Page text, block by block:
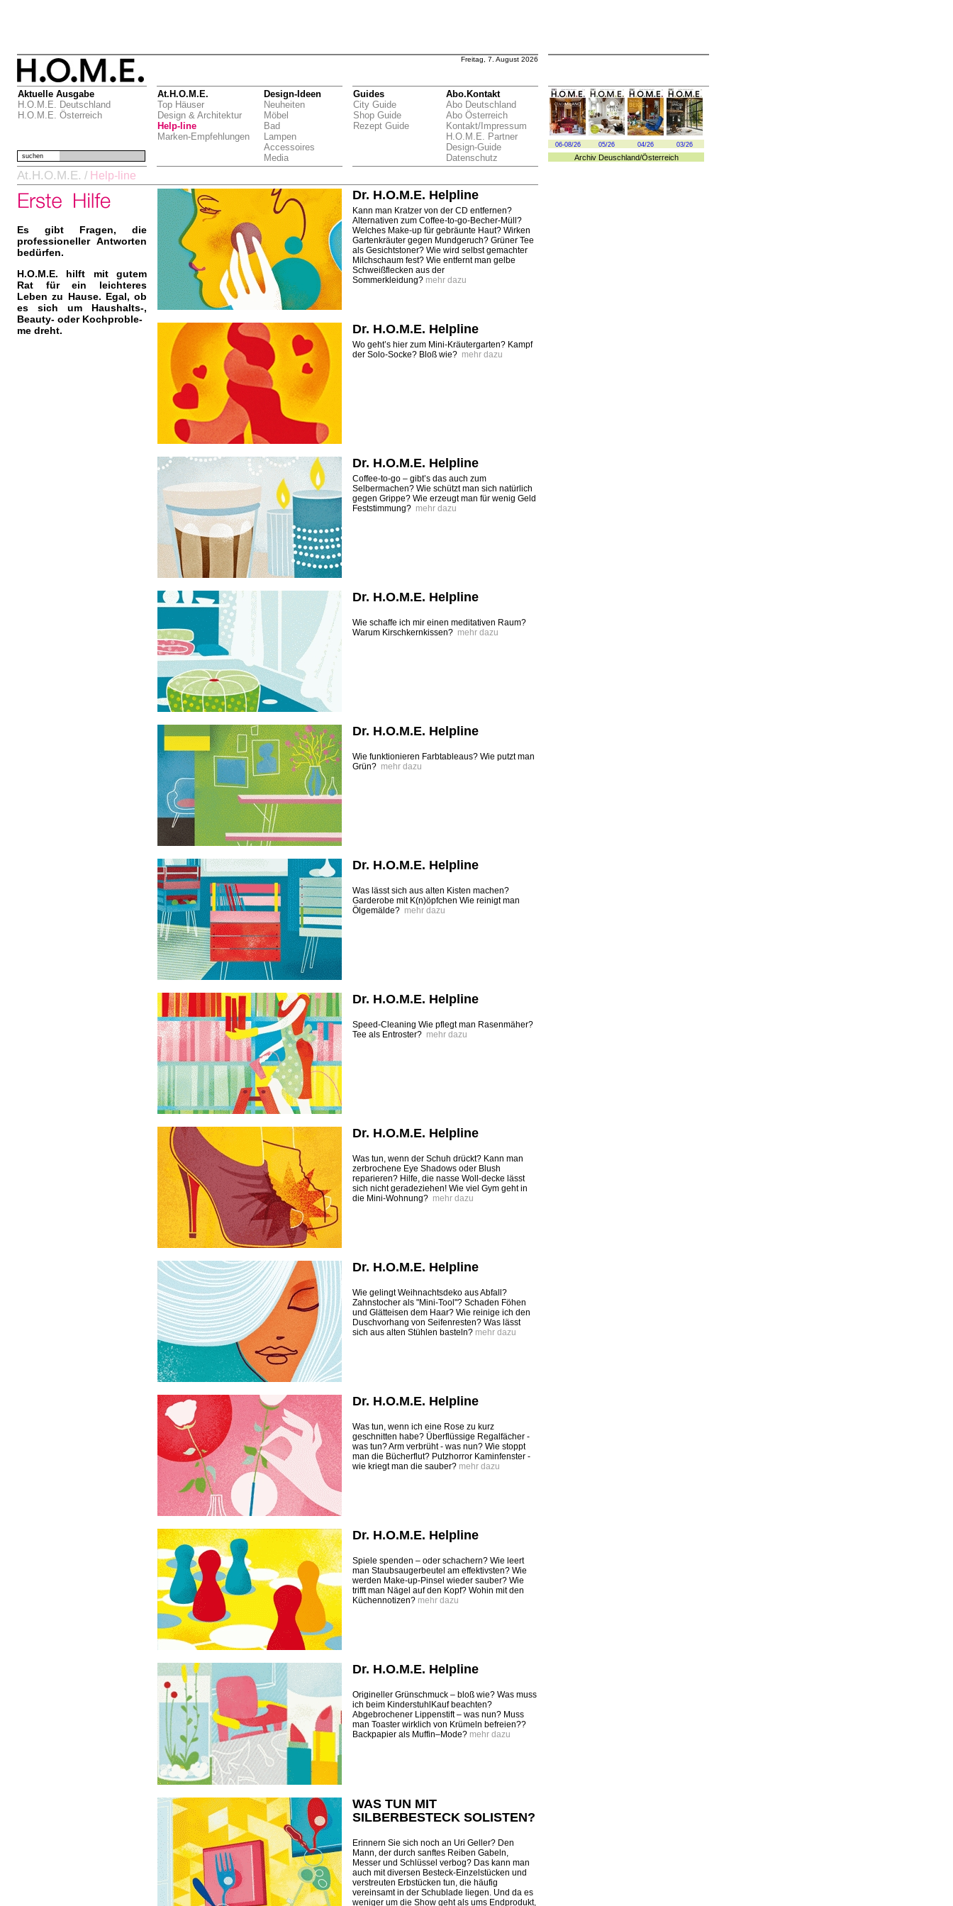
Freitag, 7. August 2026
Aktuelle Ausgabe
H.O.M.E. Deutschland
H.O.M.E. Österreich
At.H.O.M.E.
Top Häuser
Design & Architektur
Help-line
Marken-Empfehlungen
Design-Ideen
Neuheiten
Möbel
Bad
Lampen
Accessoires
Media
Guides
City Guide
Shop Guide
Rezept Guide
Abo.Kontakt
Abo Deutschland
Abo Österreich
Kontakt/Impressum
H.O.M.E. Partner
Design-Guide
Datenschutz
06-08/26 05/26 04/26 03/26
Archiv Deuschland/Österreich
suchen
At.H.O.M.E. / Help-line
Es gibt Fragen, die
professioneller Antworten
bedürfen.
H.O.M.E. hilft mit gutem
Rat für ein leichteres
Leben zu Hause. Egal, ob
es sich um Haushalts-,
Beauty- oder Kochproble-
me dreht.
Dr. H.O.M.E. Helpline
Kann man Kratzer von der CD entfernen?
Alternativen zum Coffee-to-go-Becher-Müll?
Welches Make-up für gebräunte Haut? Wirken
Gartenkräuter gegen Mundgeruch? Grüner Tee
als Gesichtstoner? Wie wird selbst gemachter
Milchschaum fest? Wie entfernt man gelbe
Schweißflecken aus der
Sommerkleidung? mehr dazu
Dr. H.O.M.E. Helpline
Wo geht’s hier zum Mini-Kräutergarten? Kampf
der Solo-Socke? Bloß wie? mehr dazu
Dr. H.O.M.E. Helpline
Coffee-to-go – gibt’s das auch zum
Selbermachen? Wie schützt man sich natürlich
gegen Grippe? Wie erzeugt man für wenig Geld
Feststimmung? mehr dazu
Dr. H.O.M.E. Helpline
Wie schaffe ich mir einen meditativen Raum?
Warum Kirschkernkissen? mehr dazu
Dr. H.O.M.E. Helpline
Wie funktionieren Farbtableaus? Wie putzt man
Grün? mehr dazu
Dr. H.O.M.E. Helpline
Was lässt sich aus alten Kisten machen?
Garderobe mit K(n)öpfchen Wie reinigt man
Ölgemälde? mehr dazu
Dr. H.O.M.E. Helpline
Speed-Cleaning Wie pflegt man Rasenmäher?
Tee als Entroster? mehr dazu
Dr. H.O.M.E. Helpline
Was tun, wenn der Schuh drückt? Kann man
zerbrochene Eye Shadows oder Blush
reparieren? Hilfe, die nasse Woll-decke lässt
sich nicht geradeziehen! Wie viel Gym geht in
die Mini-­Wohnung? mehr dazu
Dr. H.O.M.E. Helpline
Wie gelingt Weihnachtsdeko aus Abfall?
Zahnstocher als "Mini-Tool"? Schaden Föhen
und Glätteisen dem Haar? Wie reinige ich den
Duschvorhang von Seifenresten? Was lässt
sich aus alten Stühlen basteln? mehr dazu
Dr. H.O.M.E. Helpline
Was tun, wenn ich eine Rose zu kurz
geschnitten habe? Überflüssige Regalfächer -
was tun? Arm verbrüht - was nun? Wie stoppt
man die Bücherflut? Putzhorror Kaminfenster -
wie kriegt man die sauber? mehr dazu
Dr. H.O.M.E. Helpline
Spiele spenden – oder schachern? Wie leert
man Staubsaugerbeutel am effektivsten? Wie
werden Make-up-Pinsel wieder sauber? Wie
trifft man Nägel auf den Kopf? Wohin mit den
Küchennotizen? mehr dazu
Dr. H.O.M.E. Helpline
Origineller Grünschmuck – bloß wie? Was muss
ich beim KinderstuhlKauf beachten?
Abgebrochener Lippenstift – was nun? Muss
man Toaster wirklich von Krümeln befreien??
Backpapier als Muffin–Mode? mehr dazu
WAS TUN MIT
SILBERBESTECK SOLISTEN?
Erinnern Sie sich noch an Uri Geller? Den
Mann, der durch sanftes Reiben Gabeln,
Messer und Schlüssel verbog? Das kann man
auch mit diversen Besteck-Einzelstücken und
verstreuten Erbstücken tun, die häufig
vereinsamt in der Schublade liegen. Und da es
weniger um die Show geht als ums Endprodukt,